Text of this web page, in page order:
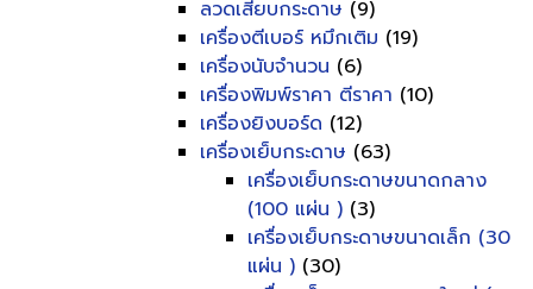
ลวดเสียบกระดาษ (9)
เครื่องตีเบอร์ หมึกเติม (19)
เครื่องนับจำนวน (6)
เครื่องพิมพ์ราคา ตีราคา (10)
เครื่องยิงบอร์ด (12)
เครื่องเย็บกระดาษ (63)
เครื่องเย็บกระดาษขนาดกลาง
(100 แผ่น ) (3)
เครื่องเย็บกระดาษขนาดเล็ก (30
แผ่น ) (30)